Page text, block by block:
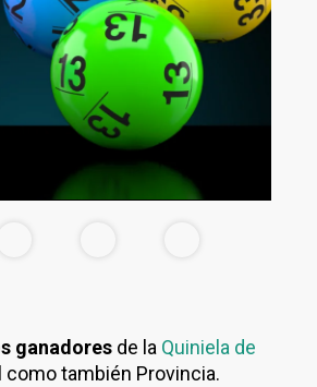
ganadores de la Quiniela de
como también Provincia.